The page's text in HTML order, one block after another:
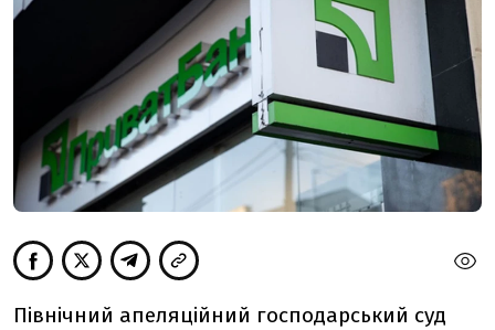
Північний апеляційний господарський суд